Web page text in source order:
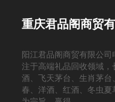
重庆君品阁商贸
阳江君品阁商贸有限公
注于高端礼品回收领域
酒、飞天茅台、生肖茅
春、洋酒、红酒、冬虫